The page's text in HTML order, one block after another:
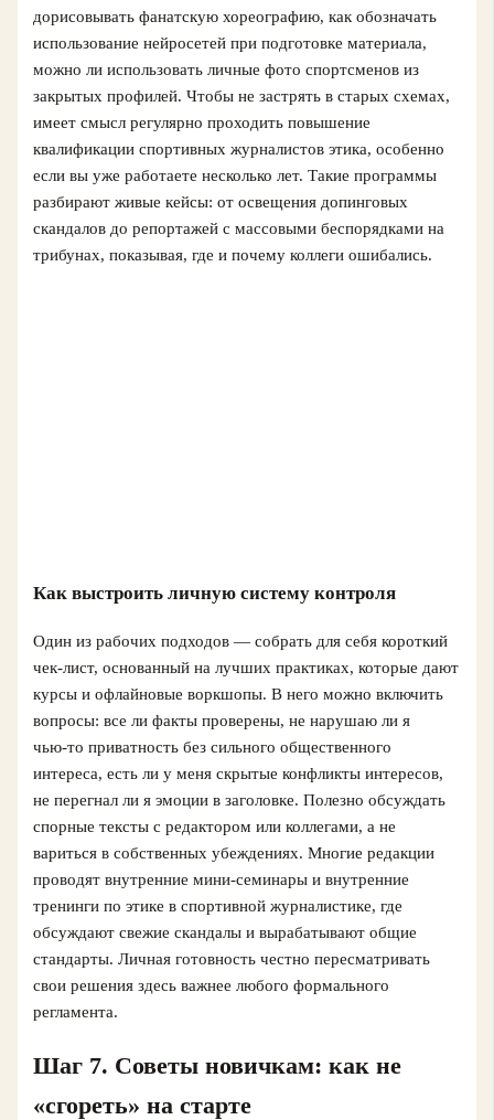
дорисовывать фанатскую хореографию, как обозначать
использование нейросетей при подготовке материала,
можно ли использовать личные фото спортсменов из
закрытых профилей. Чтобы не застрять в старых схемах,
имеет смысл регулярно проходить повышение
квалификации спортивных журналистов этика, особенно
если вы уже работаете несколько лет. Такие программы
разбирают живые кейсы: от освещения допинговых
скандалов до репортажей с массовыми беспорядками на
трибунах, показывая, где и почему коллеги ошибались.
Как выстроить личную систему контроля
Один из рабочих подходов — собрать для себя короткий
чек‑лист, основанный на лучших практиках, которые дают
курсы и офлайновые воркшопы. В него можно включить
вопросы: все ли факты проверены, не нарушаю ли я
чью‑то приватность без сильного общественного
интереса, есть ли у меня скрытые конфликты интересов,
не перегнал ли я эмоции в заголовке. Полезно обсуждать
спорные тексты с редактором или коллегами, а не
вариться в собственных убеждениях. Многие редакции
проводят внутренние мини‑семинары и внутренние
тренинги по этике в спортивной журналистике, где
обсуждают свежие скандалы и вырабатывают общие
стандарты. Личная готовность честно пересматривать
свои решения здесь важнее любого формального
регламента.
Шаг 7. Советы новичкам: как не
«сгореть» на старте